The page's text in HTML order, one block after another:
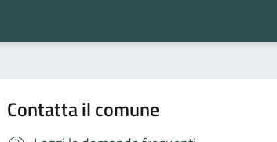
Contatta il comune